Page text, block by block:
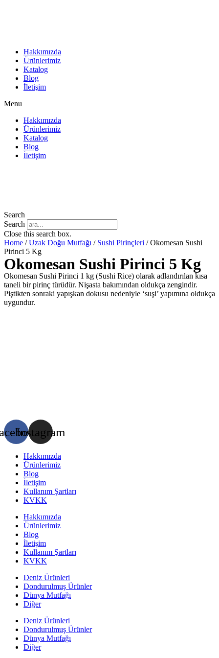
Hakkımızda
Ürünlerimiz
Katalog
Blog
İletişim
Menu
Hakkımızda
Ürünlerimiz
Katalog
Blog
İletişim
Search
Search
Close this search box.
Home /Uzak Doğu Mutfağı / Sushi Pirinçleri / Okomesan Sushi
Pirinci 5 Kg
Okomesan Sushi Pirinci 5 Kg
Okomesan Sushi Pirinci 1 kg (Sushi Rice) olarak adlandırılan kısa
taneli bir pirinç türüdür. Nişasta bakımından oldukça zengindir.
Piştikten sonraki yapışkan dokusu nedeniyle ‘suşi’ yapımına oldukça
uygundur.
Instagram
Hakkımızda
Ürünlerimiz
Blog
İletişim
Kullanım Şartları
KVKK
Hakkımızda
Ürünlerimiz
Blog
İletişim
Kullanım Şartları
KVKK
Deniz Ürünleri
Dondurulmuş Ürünler
Dünya Mutfağı
Diğer
Deniz Ürünleri
Dondurulmuş Ürünler
Dünya Mutfağı
Diğer